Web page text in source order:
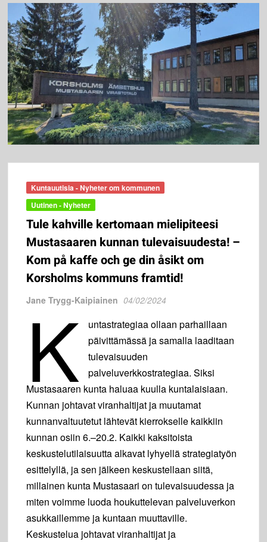
Kuntauutisia - Nyheter om kommunen
Uutinen - Nyheter
Tule kahville kertomaan mielipiteesi
Mustasaaren kunnan tulevaisuudesta! –
Kom på kaffe och ge din åsikt om
Korsholms kommuns framtid!
Jane Trygg-Kaipiainen 04/02/2024
K
untastrategiaa ollaan parhaillaan
päivittämässä ja samalla laaditaan
tulevaisuuden
palveluverkkostrategiaa. Siksi
Mustasaaren kunta haluaa kuulla kuntalaisiaan.
Kunnan johtavat viranhaltijat ja muutamat
kunnanvaltuutetut lähtevät kierrokselle kaikkiin
kunnan osiin 6.–20.2. Kaikki kaksitoista
keskustelutilaisuutta alkavat lyhyellä strategiatyön
esittelyllä, ja sen jälkeen keskustellaan siitä,
millainen kunta Mustasaari on tulevaisuudessa ja
miten voimme luoda houkuttelevan palveluverkon
asukkaillemme ja kuntaan muuttaville.
Keskustelua johtavat viranhaltijat ja